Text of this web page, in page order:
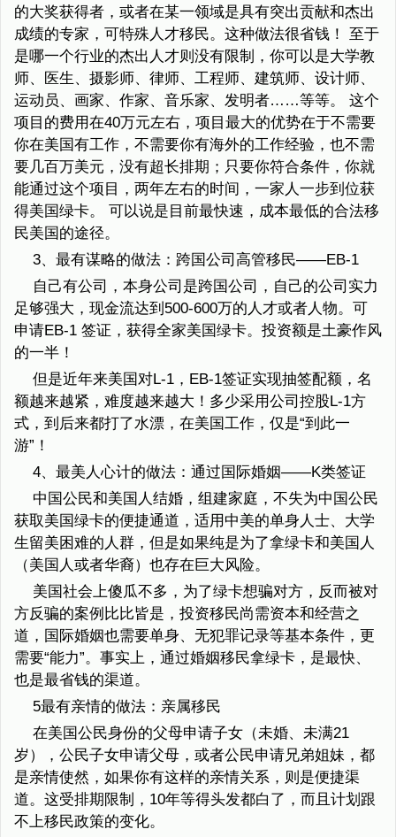
的大奖获得者，或者在某一领域是具有突出贡献和杰出
成绩的专家，可特殊人才移民。这种做法很省钱！ 至于
是哪一个行业的杰出人才则没有限制，你可以是大学教
师、医生、摄影师、律师、工程师、建筑师、设计师、
运动员、画家、作家、音乐家、发明者……等等。 这个
项目的费用在40万元左右，项目最大的优势在于不需要
你在美国有工作，不需要你有海外的工作经验，也不需
要几百万美元，没有超长排期；只要你符合条件，你就
能通过这个项目，两年左右的时间，一家人一步到位获
得美国绿卡。 可以说是目前最快速，成本最低的合法移
民美国的途径。
3、最有谋略的做法：跨国公司高管移民——EB-1
自己有公司，本身公司是跨国公司，自己的公司实力
足够强大，现金流达到500-600万的人才或者人物。可
申请EB-1 签证，获得全家美国绿卡。投资额是土豪作风
的一半！
但是近年来美国对L-1，EB-1签证实现抽签配额，名
额越来越紧，难度越来越大！多少采用公司控股L-1方
式，到后来都打了水漂，在美国工作，仅是“到此一
游”！
4、最美人心计的做法：通过国际婚姻——K类签证
中国公民和美国人结婚，组建家庭，不失为中国公民
获取美国绿卡的便捷通道，适用中美的单身人士、大学
生留美困难的人群，但是如果纯是为了拿绿卡和美国人
（美国人或者华裔）也存在巨大风险。
美国社会上傻瓜不多，为了绿卡想骗对方，反而被对
方反骗的案例比比皆是，投资移民尚需资本和经营之
道，国际婚姻也需要单身、无犯罪记录等基本条件，更
需要“能力”。事实上，通过婚姻移民拿绿卡，是最快、
也是最省钱的渠道。
5最有亲情的做法：亲属移民
在美国公民身份的父母申请子女（未婚、未满21
岁），公民子女申请父母，或者公民申请兄弟姐妹，都
是亲情使然，如果你有这样的亲情关系，则是便捷渠
道。这受排期限制，10年等得头发都白了，而且计划跟
不上移民政策的变化。